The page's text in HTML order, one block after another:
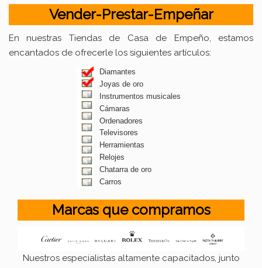
Vender-Prestar-Empeñar
En nuestras Tiendas de Casa de Empeño, estamos
encantados de ofrecerle los siguientes artículos:
Diamantes
Joyas de oro
Instrumentos musicales
Cámaras
Ordenadores
Televisores
Herramientas
Relojes
Chatarra de oro
Carros
Marcas que compramos
Nuestros especialistas altamente capacitados, junto